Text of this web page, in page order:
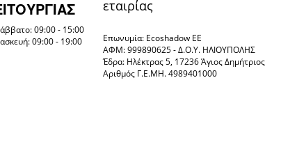
εταιρίας
Επωνυμία: Ecoshadow ΕΕ
ΑΦΜ: 999890625 - Δ.Ο.Υ. ΗΛΙΟΥΠΟΛΗΣ
Έδρα: Ηλέκτρας 5, 17236 Άγιος Δημήτριος
Αριθμός Γ.Ε.ΜΗ. 4989401000
09:00 - 15:00
09:00 - 19:00